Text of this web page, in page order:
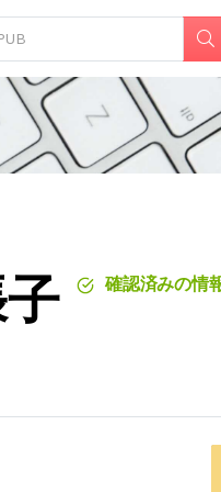
確認済みの情